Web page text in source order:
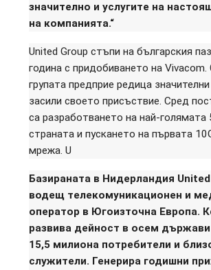
значително и услугите на
на компанията.“
United Group стъпи на българския
година с придобиването на Vivacom.
групата предприе редица
засили своето присъствие. Сред
са разработването на най-голямата
страната и пускането на първата
мрежа. U
Базираната в Нидерландия
водещ телекомуникационен и
оператор в Югоизточна Европа.
развива дейност в осем
15,5 милиона потребители и
служители. Генерира годишни